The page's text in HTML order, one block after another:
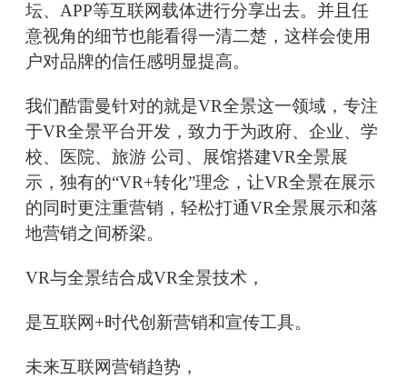
坛、APP等互联网载体进行分享出去。并且任
意视角的细节也能看得一清二楚，这样会使用
户对品牌的信任感明显提高。
我们酷雷曼针对的就是VR全景这一领域，专注
于VR全景平台开发，致力于为政府、企业、学
校、医院、旅游 公司、展馆搭建VR全景展
示，独有的“VR+转化”理念，让VR全景在展示
的同时更注重营销，轻松打通VR全景展示和落
地营销之间桥梁。
VR与全景结合成VR全景技术，
是互联网+时代创新营销和宣传工具。
未来互联网营销趋势，